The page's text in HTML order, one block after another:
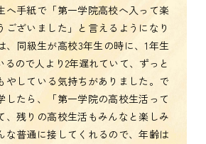
へ手紙で「第一学院高校へ入って楽
ございました」と言えるようになり
、同級生が高校3年生の時に、1年生
るので人より2年遅れていて、ずっと
やしている気持ちがありました。で
したら、「第一学院の高校生活って
、残りの高校生活もみんなと楽しみ
な普通に接してくれるので、年齢は